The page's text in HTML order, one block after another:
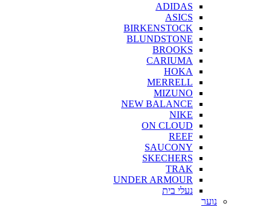
ADIDAS
ASICS
BIRKENSTOCK
BLUNDSTONE
BROOKS
CARIUMA
HOKA
MERRELL
MIZUNO
NEW BALANCE
NIKE
ON CLOUD
REEF
SAUCONY
SKECHERS
TRAK
UNDER ARMOUR
נעלי בית
נוער